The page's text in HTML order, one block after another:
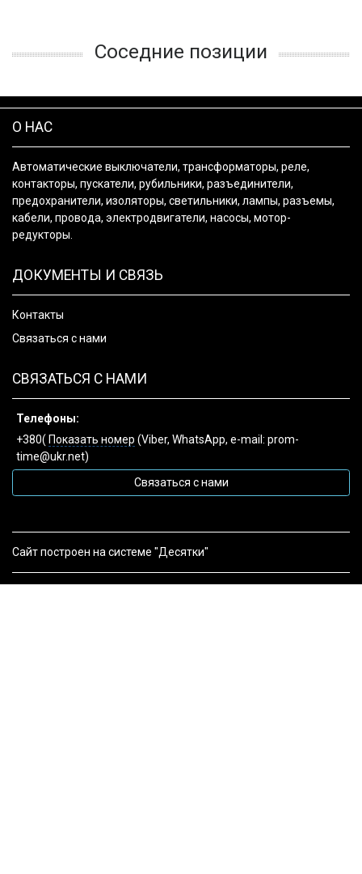
Соседние позиции
О НАС
Автоматические выключатели, трансформаторы, реле,
контакторы, пускатели, рубильники, разъединители,
предохранители, изоляторы, светильники, лампы, разъемы,
кабели, провода, электродвигатели, насосы, мотор-
редукторы.
ДОКУМЕНТЫ И СВЯЗЬ
Контакты
Связаться с нами
СВЯЗАТЬСЯ С НАМИ
Телефоны:
+380( Показать номер (Viber, WhatsApp, e-mail: prom-
time@ukr.net)
Связаться с нами
Сайт построен на системе "Десятки"